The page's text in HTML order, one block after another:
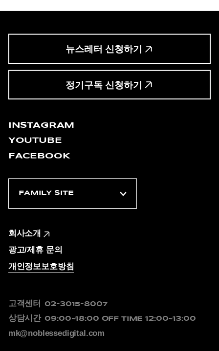
뉴스레터 신청하기
정기구독 신청하기
INSTAGRAM
YOUTUBE
FACEBOOK
회사소개
광고/제휴 문의
개인정보보호방침
고객센터 02-3015-8007
상담시간 09:00~18:00 OFF TIME 12:00~13:00
mk@noblessedigital.com